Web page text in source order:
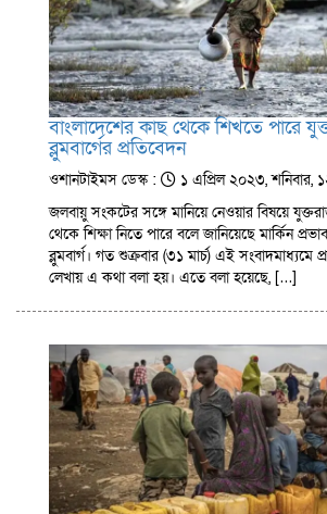
বাংলাদেশের কাছ থেকে শিখতে পারে
ব্লুমবার্গের প্রতিবেদন
ওশানটাইমস ডেস্ক :
১ এপ্রিল ২০২৩, শনিবার,
জলবায়ু সংকটের সঙ্গে মানিয়ে নেওয়ার বিষয়ে
থেকে শিক্ষা নিতে পারে বলে জানিয়েছে মার্কিন
ব্লুমবার্গ। গত শুক্রবার (৩১ মার্চ) এই সংবাদমাধ্যমে
লেখায় এ কথা বলা হয়। এতে বলা হয়েছে, […]